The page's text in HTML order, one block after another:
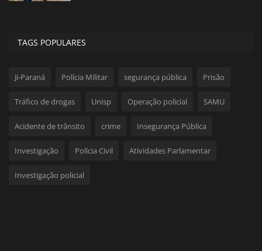
TAGS POPULARES
Ji-Paraná Polícia Militar segurança pública Prisão
Tráfico de drogas Unisp Operação policial SAMU
Acidente de trânsito crime Insegurança Pública
Investigação Polícia Civil Atividades Parlamentar
Investigação policial